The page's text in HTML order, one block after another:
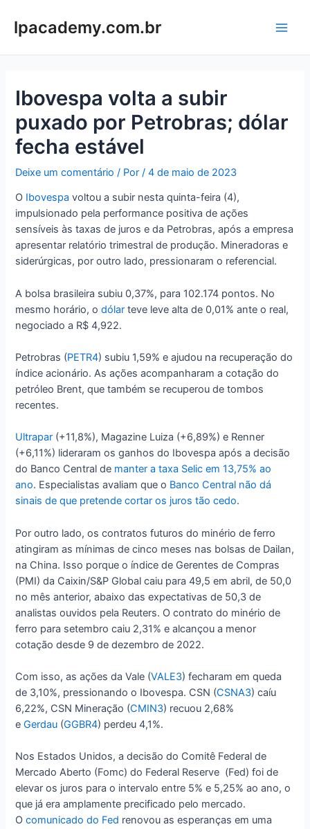
paralpacademy.com.br
Ibovespa volta a subir
puxado por Petrobras; dólar
fecha estável
Deixe um comentário / Por/4 de maio de 2023
O Ibovespa voltou a subir nesta quinta-feira (4),
impulsionado pela performance positiva de ações
sensíveis às taxas de juros e da Petrobras, após a empresa
apresentar relatório trimestral de produção. Mineradoras e
siderúrgicas, por outro lado, pressionaram o referencial.
A bolsa brasileira subiu 0,37%, para 102.174 pontos. No
mesmo horário, odólar teve leve alta de 0,01% ante o real,
negociado a R$ 4,922.
Petrobras (PETR4) subiu 1,59% e ajudou na recuperação do
índice acionário. As ações acompanharam a cotação do
petróleo Brent, que também se recuperou de tombos
recentes.
Ultrapar (+11,8%), Magazine Luiza (+6,89%) e Renner
(+6,11%) lideraram os ganhos do Ibovespa após a decisão
do Banco Central de manter a taxa Selic em 13,75% ao
ano. Especialistas avaliam que o Banco Central não dá
sinais de que pretende cortar os juros tão cedo.
Por outro lado, os contratos futuros do minério de ferro
atingiram as mínimas de cinco meses nas bolsas de Dailan,
na China. Isso porque o índice de Gerentes de Compras
(PMI) da Caixin/S&P Global caiu para 49,5 em abril, de 50,0
no mês anterior, abaixo das expectativas de 50,3 de
analistas ouvidos pela Reuters. O contrato do minério de
ferro para setembro caiu 2,31% e alcançou a menor
cotação desde 9 de dezembro de 2022.
Com isso, as ações da Vale (VALE3) fecharam em queda
de 3,10%, pressionando o Ibovespa. CSN (CSNA3) caíu
6,22%, CSN Mineração (CMIN3) recuou 2,68%
eGerdau (GGBR4) perdeu 4,1%.
Nos Estados Unidos, a decisão do Comitê Federal de
Mercado Aberto (Fomc) do Federal Reserve (Fed) foi de
elevar os juros para o intervalo entre 5% e 5,25% ao ano, o
que já era amplamente precificado pelo mercado.
Ocomunicado do Fed renovou as esperanças em uma